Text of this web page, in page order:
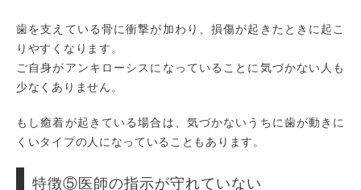
歯を支えている骨に衝撃が加わり、損傷が起きたときに起こ
りやすくなります。
ご自身がアンキローシスになっていることに気づかない人も
少なくありません。
もし癒着が起きている場合は、気づかないうちに歯が動きに
くいタイプの人になっていることもあります。
特徴⑤医師の指示が守れていない